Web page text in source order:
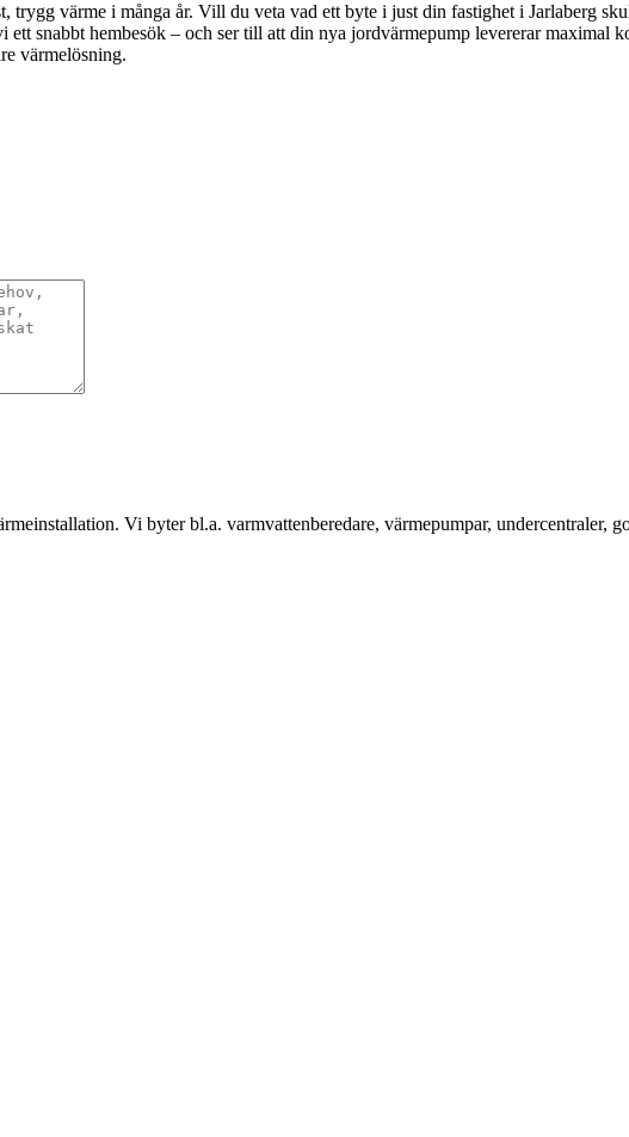
värme i många år. Vill du veta vad ett byte i just din fastighet i Jarlaberg
snabbt hembesök – och ser till att din nya jordvärmepump levererar maximal
värmelösning.
Vi byter bl.a. varmvattenberedare, värmepumpar, undercentraler,